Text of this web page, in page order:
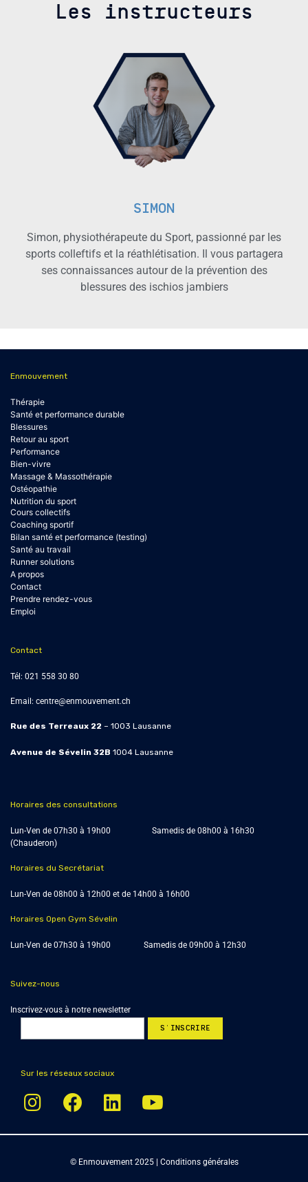
Les instructeurs
SIMON
Simon, physiothérapeute du Sport, passionné par les
sports colleftifs et la réathlétisation. Il vous partagera
ses connaissances autour de la prévention des
blessures des ischios jambiers
Enmouvement
Thérapie
Santé et performance durable
Blessures
Retour au sport
Performance
Bien-vivre
Massage & Massothérapie
Ostéopathie
Nutrition du sport
Cours collectifs
Coaching sportif
Bilan santé et performance (testing)
Santé au travail
Runner solutions
A propos
Contact
Prendre rendez-vous
Emploi
Contact
Tél: 021 558 30 80
Email: centre@enmouvement.ch
Rue des Terreaux 22 – 1003 Lausanne
Avenue de Sévelin 32B 1004 Lausanne
Horaires des consultations
Lun-Ven de 07h30 à 19h00 Samedis de 08h00 à 16h30
(Chauderon)
Horaires du Secrétariat
Lun-Ven de 08h00 à 12h00 et de 14h00 à 16h00
Horaires Open Gym Sévelin
Lun-Ven de 07h30 à 19h00 Samedis de 09h00 à 12h30
Suivez-nous
Inscrivez-vous à notre newsletter
Sur les réseaux sociaux
© Enmouvement 2025 | Conditions générales